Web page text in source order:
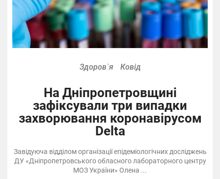
Здоров`я Ковід
На Дніпропетровщині
зафіксували три випадки
захворювання коронавірусом
Delta
Завідуюча відділом організації епідеміологічних досліджень
ДУ «Дніпропетровського обласного лабораторного центру
МОЗ України» Олена ...